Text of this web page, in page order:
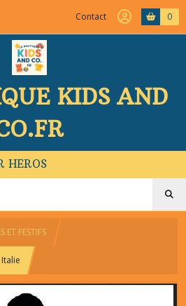
Contact 0
KIDS AND
HEROS
ET FESTIFS